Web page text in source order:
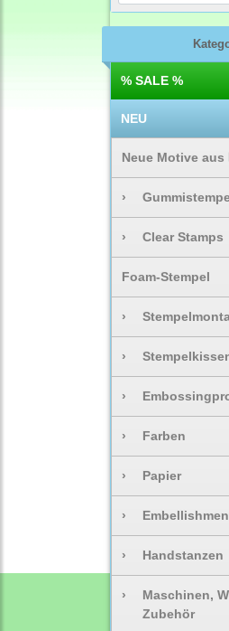
% SALE %
NEU
Neue Motive aus
›
› Clear Stamps
Foam-Stempel
›
›
›
› Farben
› Papier
›
› Handstanzen
›
Maschinen,
Zubehör